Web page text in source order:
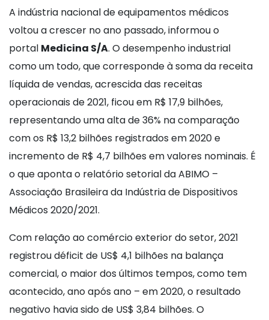
A indústria nacional de equipamentos médicos
voltou a crescer no ano passado, informou o
portal Medicina S/A. O desempenho industrial
como um todo, que corresponde à soma da receita
líquida de vendas, acrescida das receitas
operacionais de 2021, ficou em R$ 17,9 bilhões,
representando uma alta de 36% na comparação
com os R$ 13,2 bilhões registrados em 2020 e
incremento de R$ 4,7 bilhões em valores nominais. É
o que aponta o relatório setorial da ABIMO –
Associação Brasileira da Indústria de Dispositivos
Médicos 2020/2021.
Com relação ao comércio exterior do setor, 2021
registrou déficit de US$ 4,1 bilhões na balança
comercial, o maior dos últimos tempos, como tem
acontecido, ano após ano – em 2020, o resultado
negativo havia sido de US$ 3,84 bilhões. O